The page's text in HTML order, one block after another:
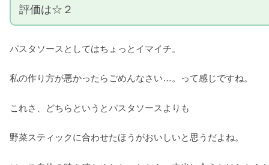
評価は☆２
パスタソースとしてはちょっとイマイチ。
私の作り方が悪かったらごめんなさい…。って感じですね。
これさ、どちらというとパスタソースよりも
野菜スティックに合わせたほうがおいしいと思うだよね。